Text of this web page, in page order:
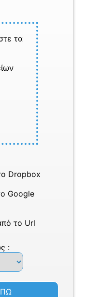
τα
Dropbox
Google
το Url
: